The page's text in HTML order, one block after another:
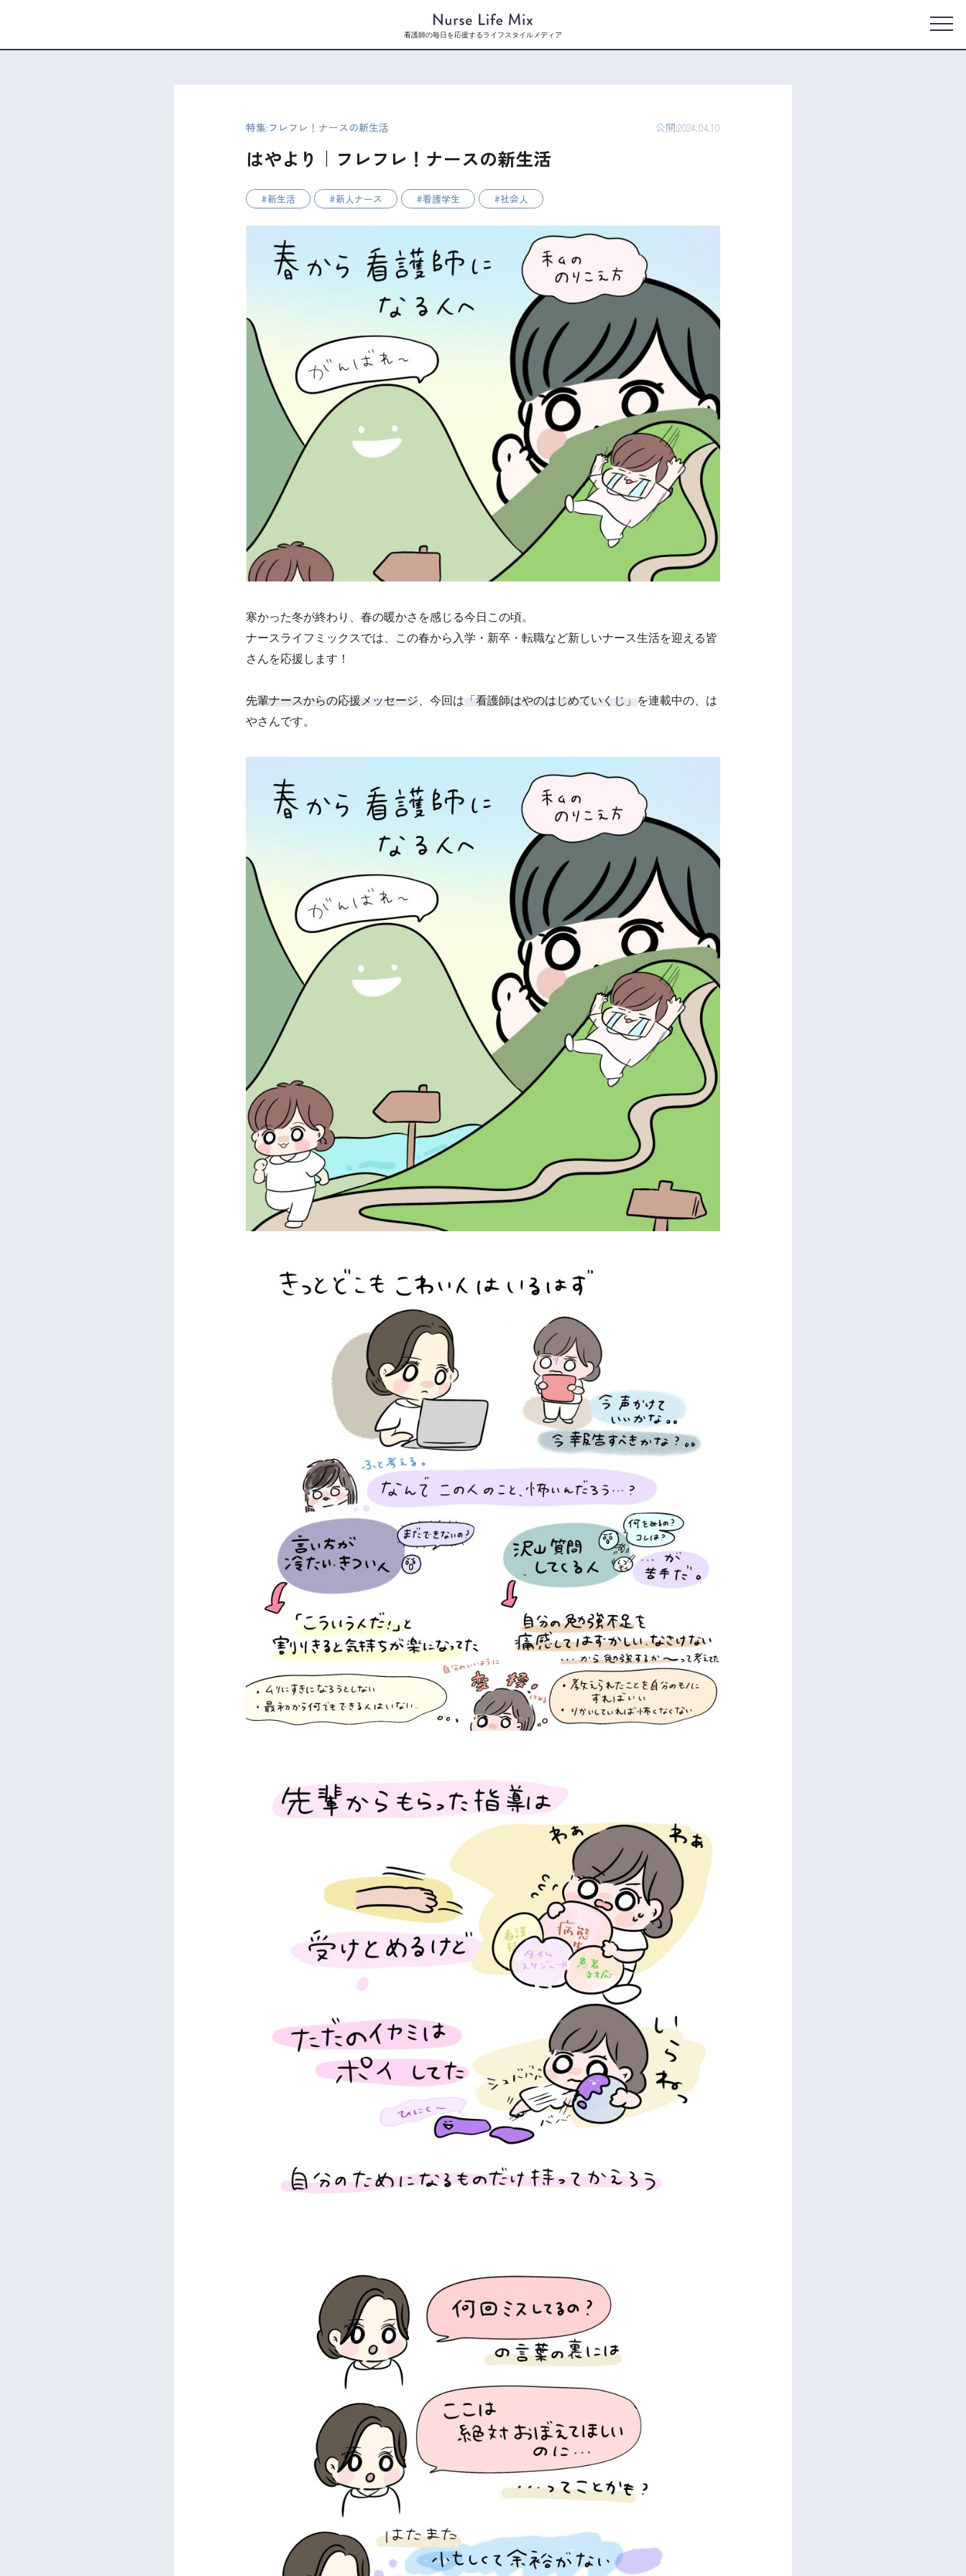
看護師の毎日を応援するライフスタイルメディア
特集:フレフレ！ナースの新生活
はやより｜フレフレ！ナースの新生活
新生活 新人ナース 看護学生 社会人
公開:2024.04.10
寒かった冬が終わり、春の暖かさを感じる今日この頃。
ナースライフミックスでは、この春から入学・新卒・転職など新しいナース生活を迎える皆
さんを応援します！
先輩ナースからの応援メッセージ 、今回は 「看護師はやのはじめていくじ」
を連載中の、は
やさんです。